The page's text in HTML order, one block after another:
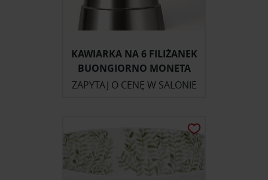
KAWIARKA NA 6 FILIŻANEK
BUONGIORNO MONETA
ZAPYTAJ O CENĘ W SALONIE